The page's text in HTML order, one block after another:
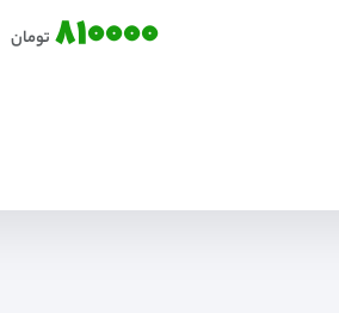
810000 تومان